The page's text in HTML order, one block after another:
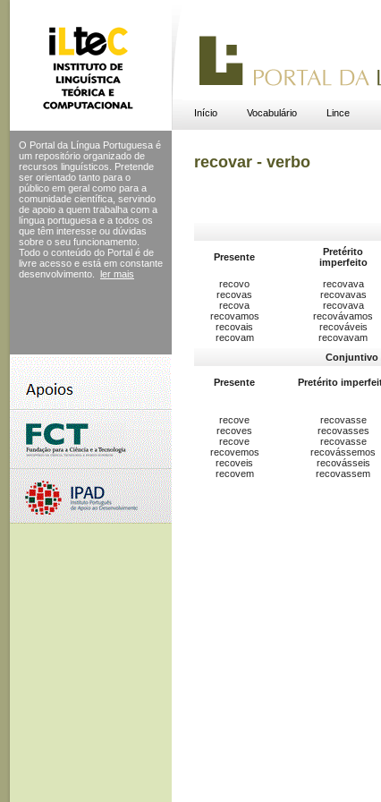
Início Vocabulário Lince
O Portal da Língua Portuguesa é
um repositório organizado de
recursos linguísticos. Pretende
ser orientado tanto para o
público em geral como para a
comunidade científica, servindo
de apoio a quem trabalha com a
língua portuguesa e a todos os
que têm interesse ou dúvidas
sobre o seu funcionamento.
Todo o conteúdo do Portal é de
livre acesso e está em constante
desenvolvimento.
ler mais
recovar - verbo
Presente
Pretérito
imperfeito
recovo
recovas
recova
recovamos
recovais
recovam
recovava
recovavas
recovava
recovávamos
recováveis
recovavam
Conjuntivo
Presente Pretérito
recove
recoves
recove
recovemos
recoveis
recovem
recovasse
recovasses
recovasse
recovássemos
recovásseis
recovassem